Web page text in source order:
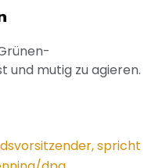
und mutig zu agieren.